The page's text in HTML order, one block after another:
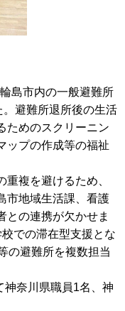
島市内の一般避難所
避難所退所後の生活
ためのスクリーニン
ップの作成等の福祉
複を避けるため、
市地域生活課、看護
との連携が欠かせま
での滞在型支援とな
の避難所を複数担当
奈川県職員1名、神